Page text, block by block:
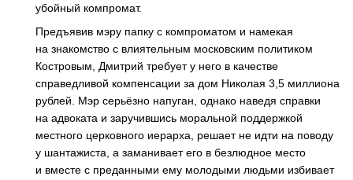
убойный компромат.
Предъявив мэру папку с компроматом и намекая
на знакомство с влиятельным московским политиком
Костровым, Дмитрий требует у него в качестве
справедливой компенсации за дом Николая 3,5 миллиона
рублей. Мэр серьёзно напуган, однако наведя справки
на адвоката и заручившись моральной поддержкой
местного церковного иерарха, решает не идти на поводу
у шантажиста, а заманивает его в безлюдное место
и вместе с преданными ему молодыми людьми избивает